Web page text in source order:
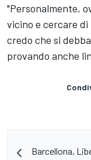
"Personalmente,
vicino e cercare
credo che si
provando anche
Barcellona,